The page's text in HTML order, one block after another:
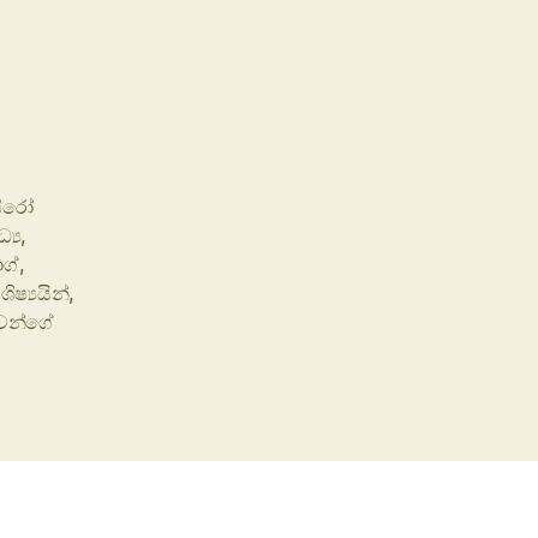
,
,
ශිෂ්‍යයින්,